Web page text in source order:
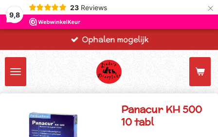
9,8
23 Reviews ×
Ophalen mogelijk
Panacur KH 500
10 tabl